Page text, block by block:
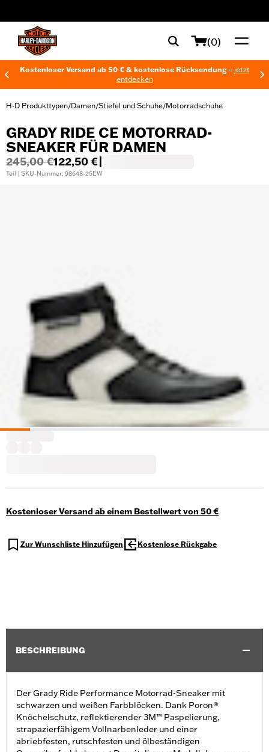
(0)
Kostenloser Versand ab 50 € & kostenlose Rücksendung – jetzt
entdecken
H-D Produkttypen/Damen/Stiefel und Schuhe/Motorradschuhe
GRADY RIDE CE MOTORRAD-
SNEAKER FÜR DAMEN
245,00 €122,50 €
Teil | SKU-Nummer: 98648-25EW
Kostenloser Versand ab einem Bestellwert von 50 €
Zur Wunschliste Hinzufügen Kostenlose Rückgabe
BESCHREIBUNG
Der Grady Ride Performance Motorrad-Sneaker mit
schwarzen und weißen Farbblöcken. Dank Poron®
Knöchelschutz, reflektierender 3M™ Paspelierung,
strapazierfähigem Vollnarbenleder und einer
abriebfesten, rutschfesten und ölbeständigen